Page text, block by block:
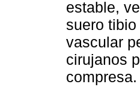
estable,
suero
vascular
cirujanos
compresa.